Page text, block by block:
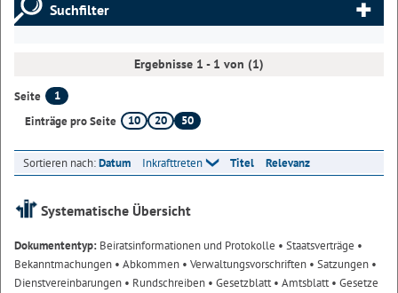
Suchfilter
Ergebnisse 1 - 1 von (1)
Seite
1
Einträge pro Seite
10 20 50
Sortieren nach:Datum Inkrafttreten Titel Relevanz
Systematische Übersicht
Dokumententyp: Beiratsinformationen und Protokolle • Staatsverträge •
Bekanntmachungen • Abkommen • Verwaltungsvorschriften • Satzungen •
Dienstvereinbarungen • Rundschreiben • Gesetzblatt• Amtsblatt• Gesetze